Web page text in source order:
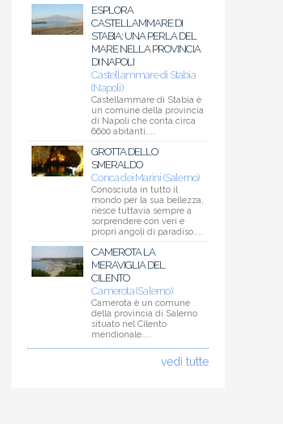
ESPLORA
CASTELLAMMARE DI
STABIA: UNA PERLA DEL
MARE NELLA PROVINCIA
DI NAPOLI
Castellammare di Stabia
(Napoli)
Castellammare di Stabia è
un comune della provincia
di Napoli che conta circa
6600 abitanti....
GROTTA DELLO
SMERALDO
Conca dei Marini (Salerno)
Conosciuta in tutto il
mondo per la sua bellezza,
riesce tuttavia sempre a
sorprendere con veri e
propri angoli di paradiso....
CAMEROTA LA
MERAVIGLIA DEL
CILENTO
Camerota (Salerno)
Camerota è un comune
della provincia di Salerno
situato nel Cilento
meridionale....
vedi tutte